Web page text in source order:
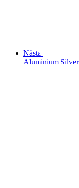
Nästa
Aluminium Silver